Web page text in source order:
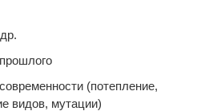
(потепление,
видов, мутации)